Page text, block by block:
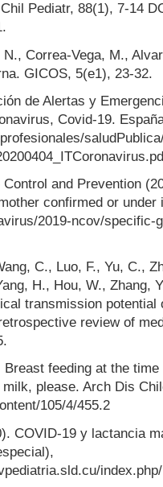
Pediatr, 88(1), 7-14
Correa-Vega, M.,
GICOS, 5(e1), 23-32.
de Alertas y
Covid-19.
and Prevention
confirmed or
2019-ncov/specific-
C., Luo, F., Yu, C.,
H., Hou, W., Zhang,
transmission potential
review of
Breast feeding at the
please. Arch Dis
105/4/455.2
COVID-19 y lactancia